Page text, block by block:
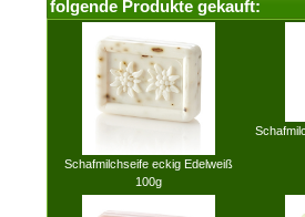
folgende Produkte gekauft:
Schafmilchseife eckig Edelweiß
100g